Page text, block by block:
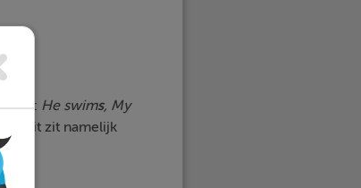
He swims, My
shit zit namelijk